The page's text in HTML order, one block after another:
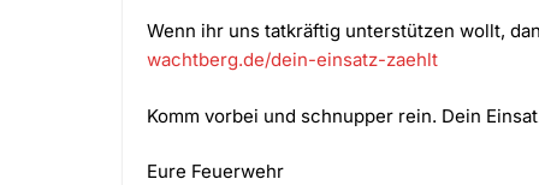
Wenn ihr uns tatkräftig unterstützen wollt,
wachtberg.de/dein-einsatz-zaehlt
Komm vorbei und schnupper rein. Dein
Eure Feuerwehr